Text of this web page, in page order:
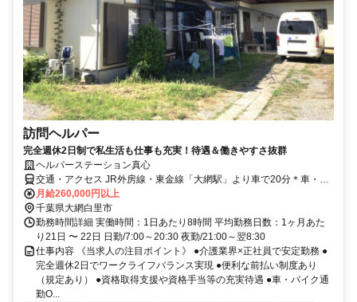
訪問ヘルパー
完全週休2日制で私生活も仕事も充実！待遇＆働きやすさ抜群
ヘルパーステーション真心
交通・アクセス JR外房線・東金線「大網駅」より車で20分＊車・バ
イク通勤OK
月給260,000円以上
千葉県大網白里市
勤務時間詳細 実働時間：1日あたり8時間 平均勤務日数：1ヶ月あた
り21日 〜 22日 日勤/7:00～20:30 夜勤/21:00～翌8:30
仕事内容 《当求人の注目ポイント》 ●介護業界×正社員で安定勤務 ●
完全週休2日でワークライフバランス実現 ●便利な前払い制度あり
（規定あり） ●資格取得支援や資格手当等の充実待遇 ●車・バイク通
勤O...